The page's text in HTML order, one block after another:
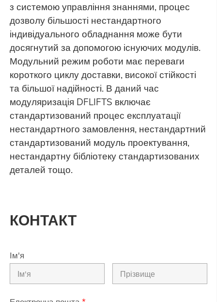
з системою управління знаннями, процес
дозволу більшості нестандартного
індивідуального обладнання може бути
досягнутий за допомогою існуючих модулів.
Модульний режим роботи має переваги
короткого циклу доставки, високої стійкості
та більшої надійності. В даний час
модуляризація DFLIFTS включає
стандартизований процес експлуатації
нестандартного замовлення, нестандартний
стандартизований модуль проектування,
нестандартну бібліотеку стандартизованих
деталей тощо.
КОНТАКТ
Ім'я